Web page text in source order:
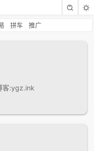
拼车 推广
客:ygz.ink